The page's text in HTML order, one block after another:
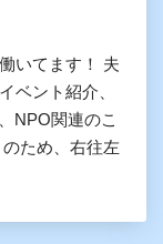
いてます！ 夫
ベント紹介、
NPO関連のこ
ため、右往左